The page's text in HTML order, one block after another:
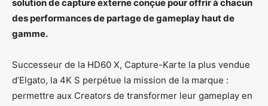
solution de capture externe conçue pour offrir à chacun
des performances de partage de gameplay haut de
gamme.
Successeur de la HD60 X, Capture-Karte la plus vendue
d’Elgato, la 4K S perpétue la mission de la marque :
permettre aux Creators de transformer leur gameplay en